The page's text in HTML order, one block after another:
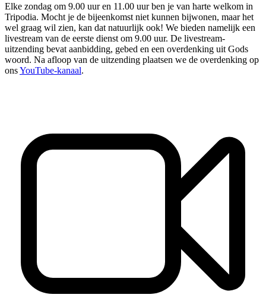
Elke zondag om 9.00 uur en 11.00 uur ben je van harte welkom in
Tripodia. Mocht je de bijeenkomst niet kunnen bijwonen, maar het
wel graag wil zien, kan dat natuurlijk ook! We bieden namelijk een
livestream van de eerste dienst om 9.00 uur. De livestream-
uitzending bevat aanbidding, gebed en een overdenking uit Gods
woord. Na afloop van de uitzending plaatsen we de overdenking op
onsYouTube-kanaal.